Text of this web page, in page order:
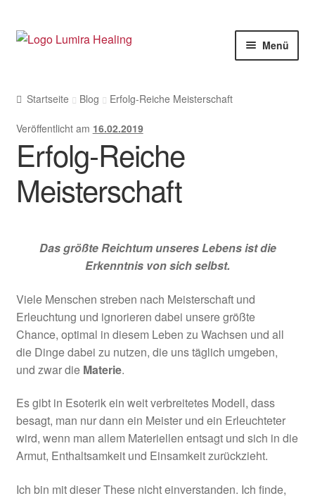
Zur
Zum
Menü
Live Seminare
Online Seminare
Therapeuten
SHOP
Startseite Blog Erfolg-Reiche Meisterschaft
Veröffentlicht am 16.02.2019
Erfolg-Reiche
Meisterschaft
Das größte Reichtum unseres Lebens ist die
Erkenntnis von sich selbst.
Viele Menschen streben nach Meisterschaft und
Erleuchtung und ignorieren dabei unsere größte
Chance, optimal in diesem Leben zu Wachsen und all
die Dinge dabei zu nutzen, die uns täglich umgeben,
und zwar die Materie.
Es gibt in Esoterik ein weit verbreitetes Modell, dass
besagt, man nur dann ein Meister und ein Erleuchteter
wird, wenn man allem Materiellen entsagt und sich in die
Armut, Enthaltsamkeit und Einsamkeit zurückzieht.
Ich bin mit dieser These nicht einverstanden. Ich finde,